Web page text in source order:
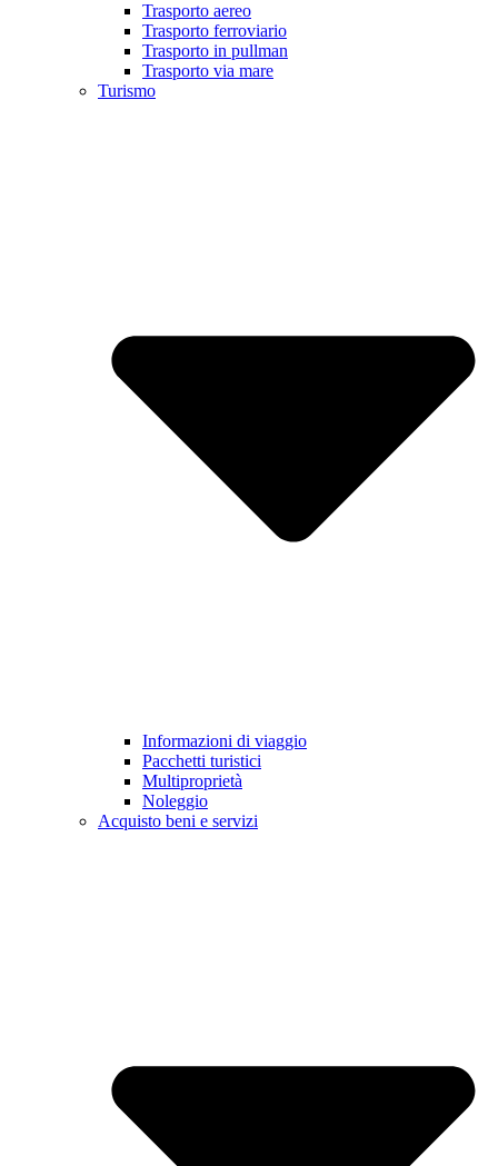
Trasporto aereo
Trasporto ferroviario
Trasporto in pullman
Trasporto via mare
Turismo
Informazioni di viaggio
Pacchetti turistici
Multiproprietà
Noleggio
Acquisto beni e servizi